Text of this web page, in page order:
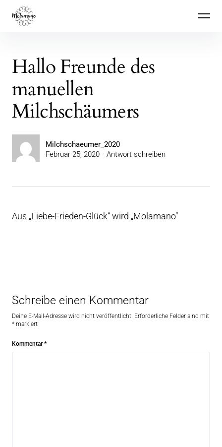
überspringen
Molamano
Hallo Freunde des
manuellen
Milchschäumers
Milchschaeumer_2020
Februar 25, 2020
Antwort schreiben
Aus „Liebe-Frieden-Glück“ wird „Molamano“
Schreibe einen Kommentar
Deine E-Mail-Adresse wird nicht veröffentlicht. Erforderliche Felder sind mit
* markiert
Kommentar *